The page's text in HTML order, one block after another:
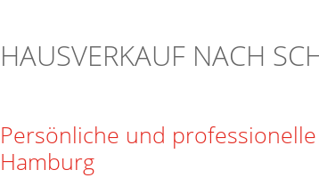
HAUSVERKAUF NACH
Persönliche und
Hamburg